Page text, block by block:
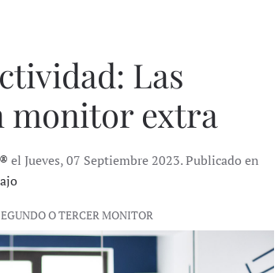
Las
monitor extra
el Jueves, 07 Septiembre 2023. Publicado en
O TERCER MONITOR